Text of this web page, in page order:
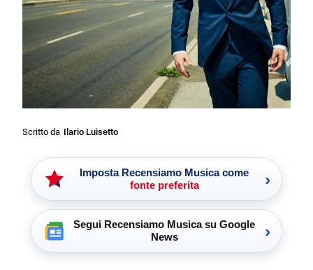
Scritto da Ilario Luisetto
Imposta Recensiamo Musica come
fonte preferita
›
Segui Recensiamo Musica su Google
News
›